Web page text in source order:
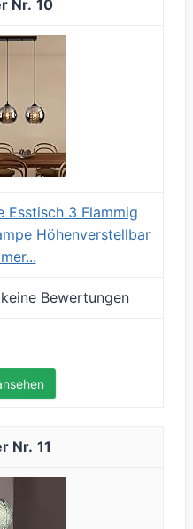
10
Esstisch 3 Flammig
Höhenverstellbar
Bewertungen
11